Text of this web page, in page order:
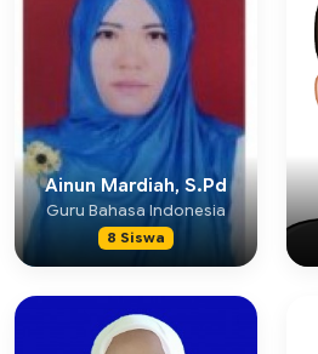
Ainun Mardiah, S.Pd
Guru Bahasa Indonesia
8 Siswa